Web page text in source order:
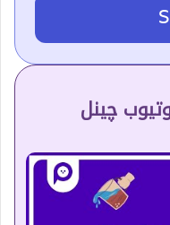
چینل